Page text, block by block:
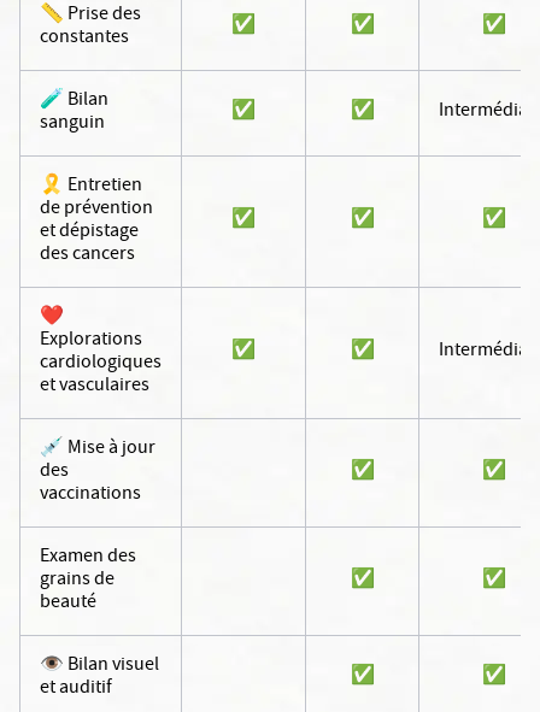
Clinique Saint Augustin
Centre de bilans de santé
114 Av. d'Arès, 33200 Bordeaux
Découvrir le centre
TOULOUSE
Clinique d'Occitanie
20 Av. Bernard IV, 31600 Muret
Découvrir le centre
MARSEILLE
Centre Médical ELSAN
Marseille
📏 Prise des
constantes ✅ ✅ ✅
🧪 Bilan
sanguin ✅ ✅
🎗️ Entretien
de prévention
et dépistage
des cancers
✅ ✅ ✅
❤️
Explorations
cardiologiques
et vasculaires
✅ ✅
💉 Mise à jour
des
vaccinations
✅ ✅
Examen des
grains de
beauté
✅ ✅
👁️ Bilan visuel
et auditif ✅ ✅